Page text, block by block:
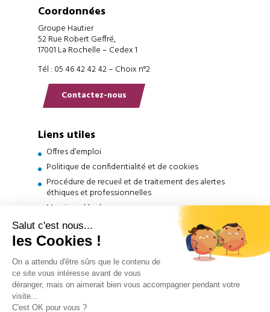
Coordonnées
Groupe Hautier
52 Rue Robert Geffré,
17001 La Rochelle – Cedex 1
Tél : 05 46 42 42 42 – Choix n°2
Contactez-nous
Liens utiles
Offres d’emploi
Politique de confidentialité et de cookies
Procédure de recueil et de traitement des alertes
éthiques et professionnelles
Mentions légales
Français